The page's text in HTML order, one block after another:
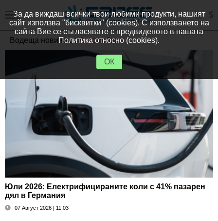
Водещa новинa отАвтомобили
Юли 2026: Електрифицираните коли с 41% пазарен
дял в Германия
07 Август 2026 | 11:03
За да виждаш всички твои любими продукти, нашият
сайт използва "бисквитки" (cookies). С използването на
сайта Вие се съгласявате с предвиденото в нашата
Политика относно (cookies).
ОК